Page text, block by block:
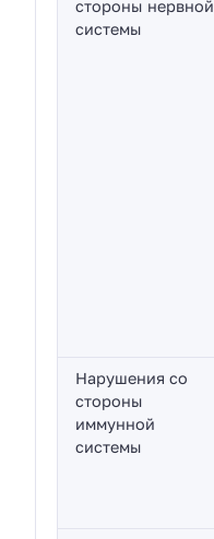
стороны нервной
системы
Нарушения со
стороны
иммунной
системы